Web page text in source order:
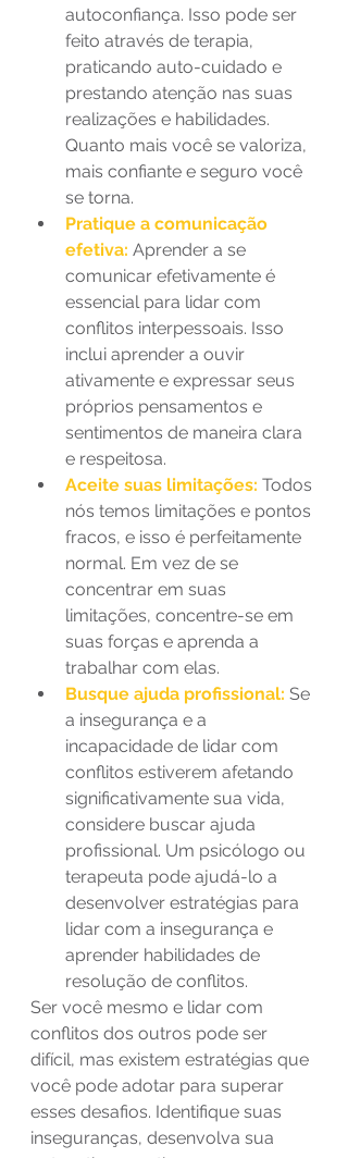
autoconfiança. Isso pode ser
feito através de terapia,
praticando auto-cuidado e
prestando atenção nas suas
realizações e habilidades.
Quanto mais você se valoriza,
mais confiante e seguro você
se torna.
Pratique a comunicação
efetiva: Aprender a se
comunicar efetivamente é
essencial para lidar com
conflitos interpessoais. Isso
inclui aprender a ouvir
ativamente e expressar seus
próprios pensamentos e
sentimentos de maneira clara
e respeitosa.
Aceite suas limitações: Todos
nós temos limitações e pontos
fracos, e isso é perfeitamente
normal. Em vez de se
concentrar em suas
limitações, concentre-se em
suas forças e aprenda a
trabalhar com elas.
Busque ajuda profissional: Se
a insegurança e a
incapacidade de lidar com
conflitos estiverem afetando
significativamente sua vida,
considere buscar ajuda
profissional. Um psicólogo ou
terapeuta pode ajudá-lo a
desenvolver estratégias para
lidar com a insegurança e
aprender habilidades de
resolução de conflitos.
Ser você mesmo e lidar com
conflitos dos outros pode ser
difícil, mas existem estratégias que
você pode adotar para superar
esses desafios. Identifique suas
inseguranças, desenvolva sua